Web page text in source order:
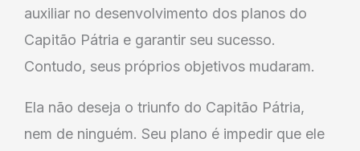
auxiliar no desenvolvimento dos planos do
Capitão Pátria e garantir seu sucesso.
Contudo, seus próprios objetivos mudaram.
Ela não deseja o triunfo do Capitão Pátria,
nem de ninguém. Seu plano é impedir que ele